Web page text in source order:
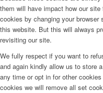
them will have impact how our
cookies by changing your
this website. But this will always
revisiting our site.
We fully respect if you want to
and again kindly allow us to store
any time or opt in for other
cookies we will remove all set